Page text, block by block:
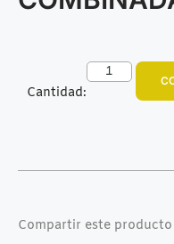
Cantidad:
Compartir este producto